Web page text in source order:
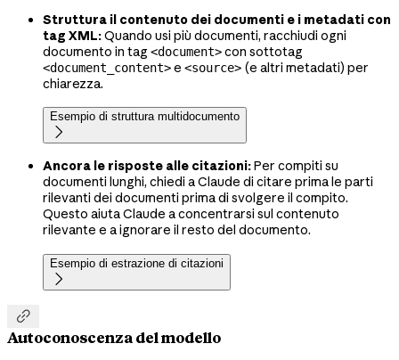
Struttura il contenuto dei documenti e i metadati con
tag XML:Quando usi più documenti, racchiudi ogni
documento in tag <document>con sottotag
<document_content>e <source> (e altri metadati) per
chiarezza.
Esempio di struttura multidocumento

Ancora le risposte alle citazioni:Per compiti su
documenti lunghi, chiedi a Claude di citare prima le parti
rilevanti dei documenti prima di svolgere il compito.
Questo aiuta Claude a concentrarsi sul contenuto
rilevante e a ignorare il resto del documento.
Esempio di estrazione di citazioni


Autoconoscenza del modello